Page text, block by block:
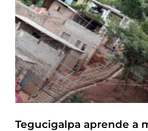
Tegucigalpa aprende a